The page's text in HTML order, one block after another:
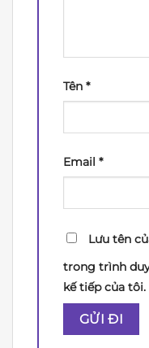
Tên *
Email *
Lưu tên
trong trình
kế tiếp của tôi.